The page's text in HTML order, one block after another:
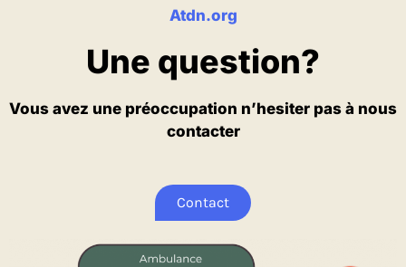
Atdn.org
Une question?
Vous avez une préoccupation n’hesiter pas à nous
contacter
Contact